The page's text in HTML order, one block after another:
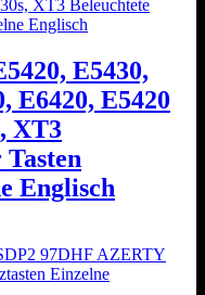
E5430,
E6420, E5420
XT3
Englisch